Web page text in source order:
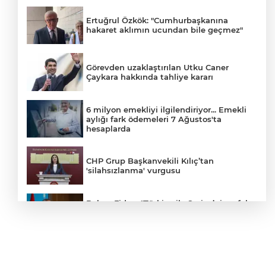
Ertuğrul Özkök: "Cumhurbaşkanına
hakaret aklımın ucundan bile geçmez"
Görevden uzaklaştırılan Utku Caner
Çaykara hakkında tahliye kararı
6 milyon emekliyi ilgilendiriyor... Emekli
aylığı fark ödemeleri 7 Ağustos'ta
hesaplarda
CHP Grup Başkanvekili Kılıç’tan
'silahsızlanma' vurgusu
Bakan Fidan: "Türkiye ile Suriye’nin refah